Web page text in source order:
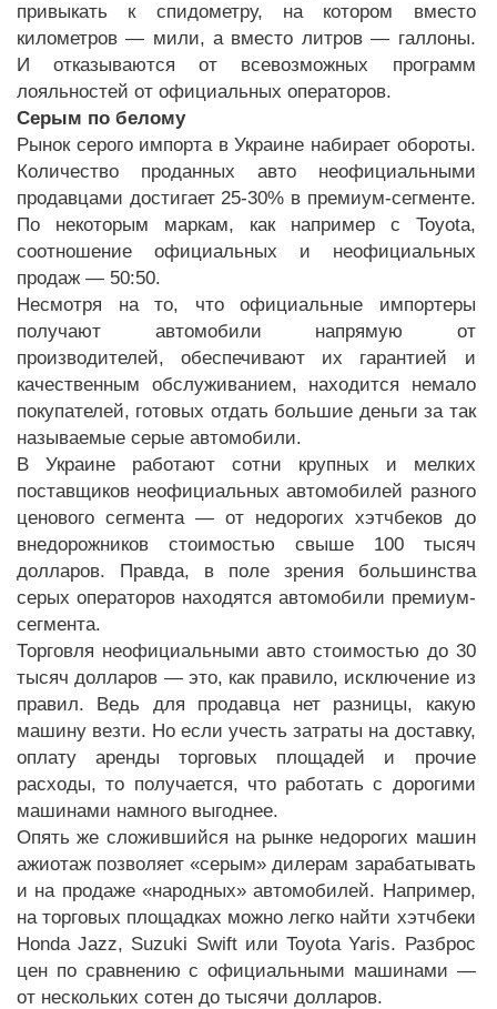
привыкать к спидометру, на котором вместо
километров — мили, а вместо литров — галлоны.
И отказываются от всевозможных программ
лояльностей от официальных операторов.
Серым по белому
Рынок серого импорта в Украине набирает обороты.
Количество проданных авто неофициальными
продавцами достигает 25-30% в премиум-сегменте.
По некоторым маркам, как например с Toyota,
соотношение официальных и неофициальных
продаж — 50:50.
Несмотря на то, что официальные импортеры
получают автомобили напрямую от
производителей, обеспечивают их гарантией и
качественным обслуживанием, находится немало
покупателей, готовых отдать большие деньги за так
называемые серые автомобили.
В Украине работают сотни крупных и мелких
поставщиков неофициальных автомобилей разного
ценового сегмента — от недорогих хэтчбеков до
внедорожников стоимостью свыше 100 тысяч
долларов. Правда, в поле зрения большинства
серых операторов находятся автомобили премиум-
сегмента.
Торговля неофициальными авто стоимостью до 30
тысяч долларов — это, как правило, исключение из
правил. Ведь для продавца нет разницы, какую
машину везти. Но если учесть затраты на доставку,
оплату аренды торговых площадей и прочие
расходы, то получается, что работать с дорогими
машинами намного выгоднее.
Опять же сложившийся на рынке недорогих машин
ажиотаж позволяет «серым» дилерам зарабатывать
и на продаже «народных» автомобилей. Например,
на торговых площадках можно легко найти хэтчбеки
Honda Jazz, Suzuki Swift или Toyota Yaris. Разброс
цен по сравнению с официальными машинами —
от нескольких сотен до тысячи долларов.